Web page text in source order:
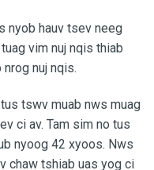
nyob hauv tsev neeg
vim nuj nqis thiab
nuj nqis.
tswv muab nws muag
ci av. Tam sim no tus
nyoog 42 xyoos. Nws
chaw tshiab uas yog ci